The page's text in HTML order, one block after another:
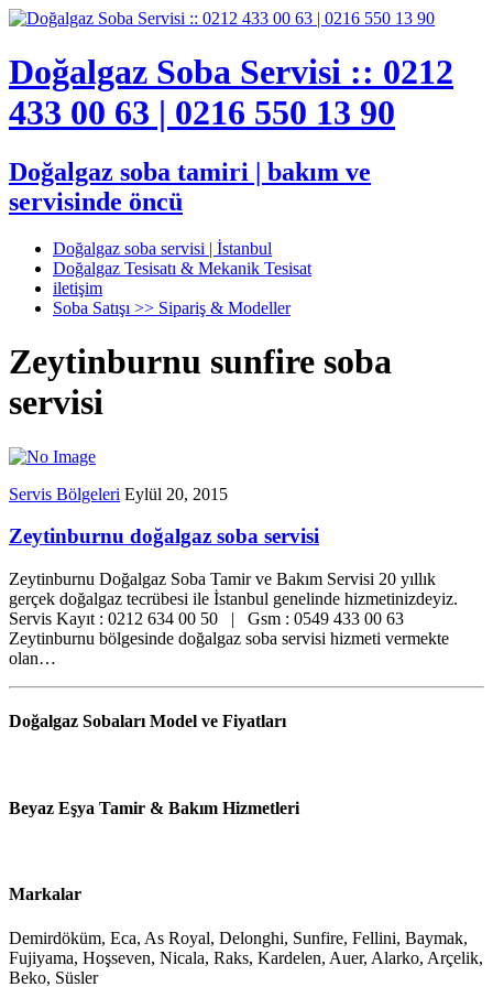
Doğalgaz Soba Servisi :: 0212
433 00 63 | 0216 550 13 90
Doğalgaz soba tamiri | bakım ve
servisinde öncü
Doğalgaz soba servisi | İstanbul
Doğalgaz Tesisatı & Mekanik Tesisat
iletişim
Soba Satışı >> Sipariş & Modeller
Zeytinburnu sunfire soba
servisi
Servis Bölgeleri Eylül 20, 2015
Zeytinburnu doğalgaz soba servisi
Zeytinburnu Doğalgaz Soba Tamir ve Bakım Servisi 20 yıllık
gerçek doğalgaz tecrübesi ile İstanbul genelinde hizmetinizdeyiz.
Servis Kayıt : 0212 634 00 50 | Gsm : 0549 433 00 63
Zeytinburnu bölgesinde doğalgaz soba servisi hizmeti vermekte
olan…
Doğalgaz Sobaları Model ve Fiyatları
Beyaz Eşya Tamir & Bakım Hizmetleri
Markalar
Demirdöküm, Eca, As Royal, Delonghi, Sunfire, Fellini, Baymak,
Fujiyama, Hoşseven, Nicala, Raks, Kardelen, Auer, Alarko, Arçelik,
Beko, Süsler